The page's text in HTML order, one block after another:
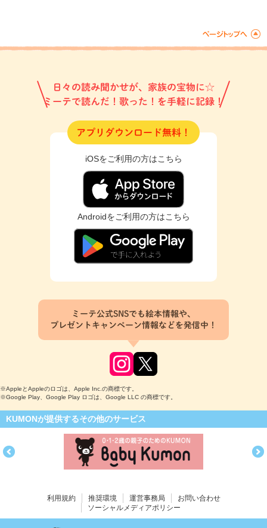
日々の読み聞かせが、家族の宝物に☆
ミーテで読んだ！歌った！を手軽に記録！
アプリダウンロード無料！
iOSをご利用の方はこちら
Androidをご利用の方はこちら
ミーテ公式SNSでも絵本情報や、
プレゼントキャンペーン情報などを発信中！
※AppleとAppleのロゴは、Apple Inc.の商標です。
※Google Play、Google Play ロゴは、Google LLC の商標です。
KUMONが提供するその他のサービス
利用規約 推奨環境 運営事務局
お問い合わせ
ソーシャルメディアポリシー